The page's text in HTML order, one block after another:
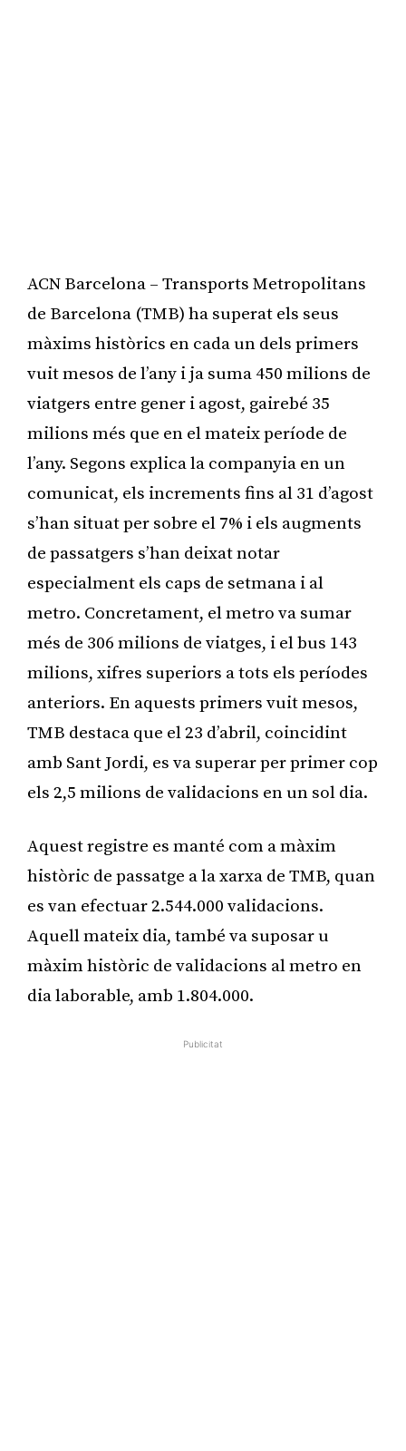
ACN Barcelona – Transports Metropolitans
de Barcelona (TMB) ha superat els seus
màxims històrics en cada un dels primers
vuit mesos de l’any i ja suma 450 milions de
viatgers entre gener i agost, gairebé 35
milions més que en el mateix període de
l’any. Segons explica la companyia en un
comunicat, els increments fins al 31 d’agost
s’han situat per sobre el 7% i els augments
de passatgers s’han deixat notar
especialment els caps de setmana i al
metro. Concretament, el metro va sumar
més de 306 milions de viatges, i el bus 143
milions, xifres superiors a tots els períodes
anteriors. En aquests primers vuit mesos,
TMB destaca que el 23 d’abril, coincidint
amb Sant Jordi, es va superar per primer cop
els 2,5 milions de validacions en un sol dia.
Aquest registre es manté com a màxim
històric de passatge a la xarxa de TMB, quan
es van efectuar 2.544.000 validacions.
Aquell mateix dia, també va suposar u
màxim històric de validacions al metro en
dia laborable, amb 1.804.000.
Publicitat